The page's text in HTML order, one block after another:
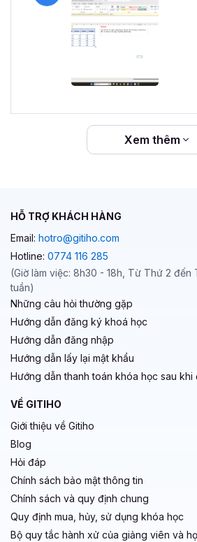
Xem thêm
HỖ TRỢ KHÁCH HÀNG
Email: hotro@gitiho.com
Hotline: 0774 116 285
(Giờ làm việc: 8h30 - 18h, Từ Thứ 2
tuần)
Những câu hỏi thường gặp
Hướng dẫn đăng ký khoá học
Hướng dẫn đăng nhập
Hướng dẫn lấy lại mật khẩu
Hướng dẫn thanh toán khóa học sau
VỀ GITIHO
Giới thiệu về Gitiho
Blog
Hỏi đáp
Chính sách bảo mật thông tin
Chính sách và quy định chung
Quy định mua, hủy, sử dụng khóa học
Bộ quy tắc hành xử của giảng viên và